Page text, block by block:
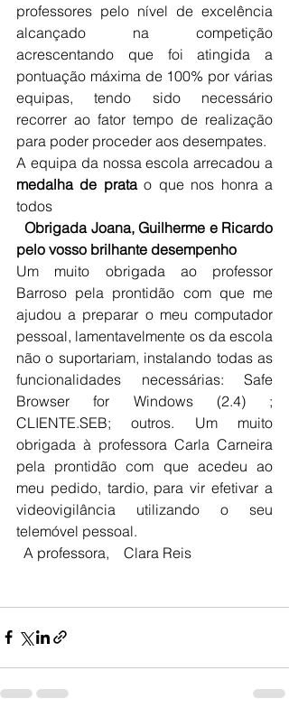
professores pelo nível de excelência
alcançado na competição
acrescentando que foi atingida a
pontuação máxima de 100% por várias
equipas, tendo sido necessário
recorrer ao fator tempo de realização
para poder proceder aos desempates.
medalha de prata o que nos honra a
todos
Obrigada Joana, Guilherme e Ricardo
pelo vosso brilhante desempenho
Um muito obrigada ao professor
Barroso pela prontidão com que me
ajudou a preparar o meu computador
pessoal, lamentavelmente os da escola
não o suportariam, instalando todas as
funcionalidades necessárias: Safe
Browser for Windows (2.4) ;
CLIENTE.SEB; outros. Um muito
obrigada à professora Carla Carneira
pela prontidão com que acedeu ao
meu pedido, tardio, para vir efetivar a
videovigilância utilizando o seu
telemóvel pessoal.
  A professora,    Clara Reis